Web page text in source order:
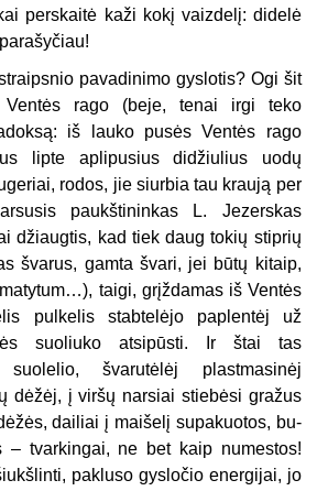
perskaitė kaži kokį vaizdelį: didelė
pavadinimo gyslotis? Ogi šit
rago (beje, tenai irgi teko
iš lauko pusės Ventės rago
lipte aplipusius didžiulius uodų
rodos, jie siur­bia tau kraują per
paukštininkas L. Jezerskas
džiaugtis, kad tiek daug tokių stiprių
švarus, gamta švari, jei būtų kitaip,
taigi, grįždamas iš Ventės
pulkelis stabtelėjo paplentėj už
suoliu­ko atsipūsti. Ir štai tas
švarutėlėj plastmasinėj
dėžėj, į viršų narsiai stiebėsi gražus
dailiai į maišelį supakuotos, bu­
– tvarkingai, ne bet kaip numestos!
pakluso gysločio energijai, jo